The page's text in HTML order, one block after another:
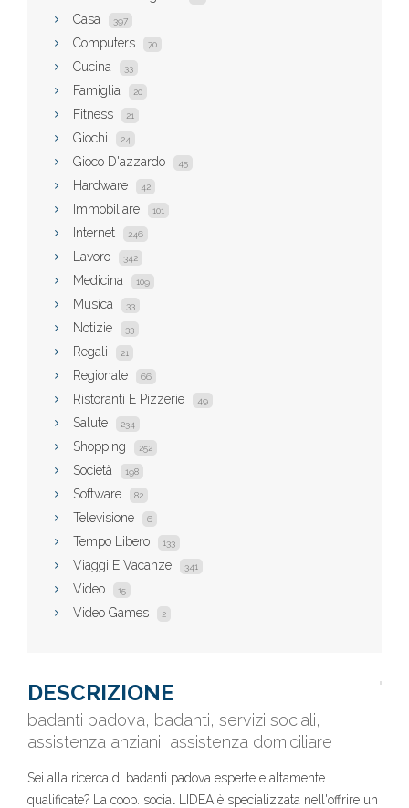
Casa 397
Computers 70
Cucina 33
Famiglia 20
Fitness 21
Giochi 24
Gioco D'azzardo 45
Hardware 42
Immobiliare 101
Internet 246
Lavoro 342
Medicina 109
Musica 33
Notizie 33
Regali 21
Regionale 66
Ristoranti E Pizzerie 49
Salute 234
Shopping 252
Società 198
Software 82
Televisione 6
Tempo Libero 133
Viaggi E Vacanze 341
Video 15
Video Games 2
DESCRIZIONE
badanti padova, badanti, servizi sociali,
assistenza anziani, assistenza domiciliare
Sei alla ricerca di badanti padova esperte e altamente
qualificate? La coop. social LIDEA è specializzata nell'offrire un